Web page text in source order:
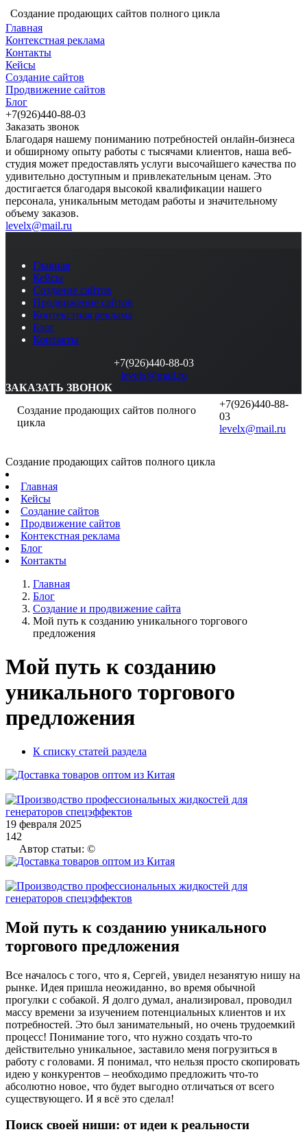
Создание продающих сайтов полного цикла
Главная
Контекстная реклама
Контакты
Кейсы
Создание сайтов
Продвижение сайтов
Блог
+7(926)440-88-03
Заказать звонок
Благодаря нашему пониманию потребностей онлайн-бизнеса
и обширному опыту работы с тысячами клиентов, наша веб-
студия может предоставлять услуги высочайшего качества по
удивительно доступным и привлекательным ценам. Это
достигается благодаря высокой квалификации нашего
персонала, уникальным методам работы и значительному
объему заказов.
levelx@mail.ru
Главная
Кейсы
Создание сайтов
Продвижение сайтов
Контекстная реклама
Блог
Контакты
+7(926)440-88-03
levelx@mail.ru
ЗАКАЗАТЬ ЗВОНОК
Создание продающих сайтов полного
цикла
+7(926)440-88-
03
levelx@mail.ru
Создание продающих сайтов полного цикла
Главная
Кейсы
Создание сайтов
Продвижение сайтов
Контекстная реклама
Блог
Контакты
Главная
Блог
Создание и продвижение сайта
Мой путь к созданию уникального торгового
предложения
Мой путь к созданию
уникального торгового
предложения
К списку статей раздела
19 февраля 2025
142
Автор статьи: ©
Мой путь к созданию уникального
торгового предложения
Все началось с того‚ что я‚ Сергей‚ увидел незанятую нишу на
рынке. Идея пришла неожиданно‚ во время обычной
прогулки с собакой. Я долго думал‚ анализировал‚ проводил
массу времени за изучением потенциальных клиентов и их
потребностей. Это был занимательный‚ но очень трудоемкий
процесс! Понимание того‚ что нужно создать что-то
действительно уникальное‚ заставило меня погрузиться в
работу с головами. Я понимал‚ что нельзя просто скопировать
идею у конкурентов – необходимо предложить что-то
абсолютно новое‚ что будет выгодно отличаться от всего
существующего. И я всё это сделал!
Поиск своей ниши: от идеи к реальности